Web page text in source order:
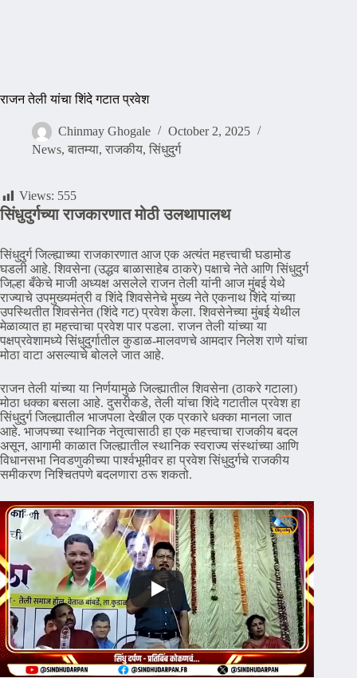
राजन तेली यांचा शिंदे गटात प्रवेश
Chinmay Ghogale
October 2, 2025
News, बातम्या, राजकीय, सिंधुदुर्ग
Views: 555
सिंधुदुर्गच्या राजकारणात मोठी उलथापालथ
सिंधुदुर्ग जिल्ह्याच्या राजकारणात आज एक अत्यंत महत्त्वाची घडामोड
घडली आहे. शिवसेना (उद्धव बाळासाहेब ठाकरे) पक्षाचे नेते आणि सिंधुदुर्ग
जिल्हा बँकेचे माजी अध्यक्ष असलेले राजन तेली यांनी आज मुंबई येथे
राज्याचे उपमुख्यमंत्री व शिंदे शिवसेनेचे मुख्य नेते एकनाथ शिंदे यांच्या
उपस्थितीत शिवसेनेत (शिंदे गट) प्रवेश केला. शिवसेनेच्या मुंबई येथील
मेळाव्यात हा महत्त्वाचा प्रवेश पार पडला. राजन तेली यांच्या या
पक्षप्रवेशामध्ये सिंधुदुर्गातील कुडाळ-मालवणचे आमदार निलेश राणे यांचा
मोठा वाटा असल्याचे बोलले जात आहे.
​राजन तेली यांच्या या निर्णयामुळे जिल्ह्यातील शिवसेना (ठाकरे गटाला)
मोठा धक्का बसला आहे. दुसरीकडे, तेली यांचा शिंदे गटातील प्रवेश हा
सिंधुदुर्ग जिल्ह्यातील भाजपला देखील एक प्रकारे धक्का मानला जात
आहे. भाजपच्या स्थानिक नेतृत्वासाठी हा एक महत्त्वाचा राजकीय बदल
असून, आगामी काळात जिल्ह्यातील स्थानिक स्वराज्य संस्थांच्या आणि
विधानसभा निवडणुकीच्या पार्श्वभूमीवर हा प्रवेश सिंधुदुर्गचे राजकीय
समीकरण निश्चितपणे बदलणारा ठरू शकतो.